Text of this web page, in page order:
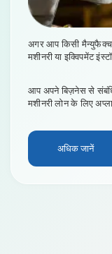
अगर आप किसी
मशीनरी या इक्विपमेंट
आप अपने बिज़नेस से
मशीनरी लोन के लिए
अधिक जानें